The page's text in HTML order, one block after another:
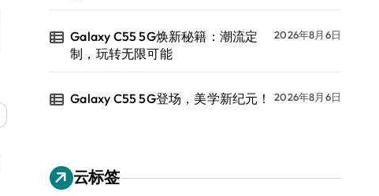
Galaxy C55 5G焕新秘籍：潮流定
制，玩转无限可能
2026年8月6日
Galaxy C55 5G登场，美学新纪元！ 2026年8月6日
云标签